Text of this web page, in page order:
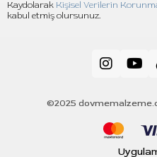
Kaydolarak Kişisel Verilerin
kabul etmiş olursunuz.
©2025